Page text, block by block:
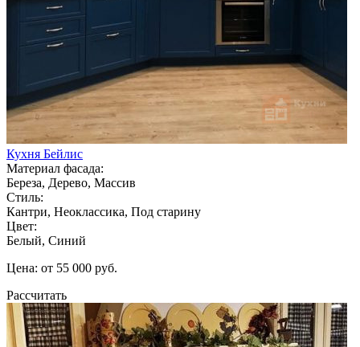
Кухня Бейлис
Материал фасада:
Береза, Дерево, Массив
Стиль:
Кантри, Неоклассика, Под старину
Цвет:
Белый, Синий
Цена: от 55 000 руб.
Рассчитать